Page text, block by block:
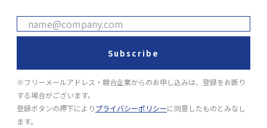
Subscribe
※フリーメールアドレス・競合企業からのお申し込みは、登録をお断り
する場合がございます。
登録ボタンの押下によりプライバシーポリシーに同意したものとみなし
ます。